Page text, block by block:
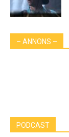
– ANNONS –
PODCAST